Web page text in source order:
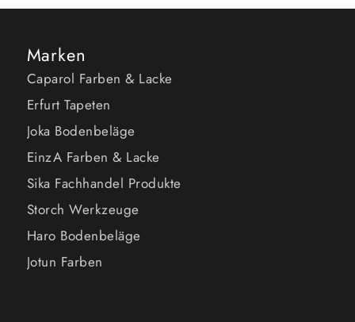
Marken
Caparol Farben & Lacke
Erfurt Tapeten
Joka Bodenbeläge
EinzA Farben & Lacke
Sika Fachhandel Produkte
Storch Werkzeuge
Haro Bodenbeläge
Jotun Farben